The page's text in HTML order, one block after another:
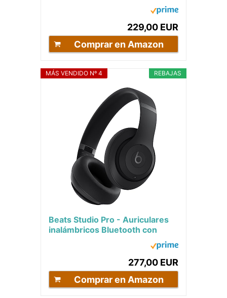
229,00 EUR
Comprar en Amazon
REBAJAS
MÁS VENDIDO Nº 4
Beats Studio Pro - Auriculares
inalámbricos Bluetooth con
277,00 EUR
Comprar en Amazon